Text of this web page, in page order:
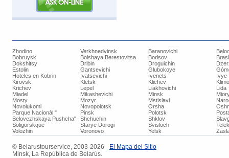
Zhodino Verkhnedvinsk Baranovichi
Bobruysk
Bolshaya Berestovitsa Borisov
Dokshitsy
Dribin Droguichin
Estolin
Gantsevichi Glubokoye
Hoteles en Kobrin
Ivatsevichi Ivenets
Ivye
Kirovsk
Kletsk Klichev
Krichev
Lepel Liakhovichi
Lida
Miadel
Mikashevichi Minsk
Mosty
Mozyr Mstislavl
Novolukoml
Novopolotsk Orsha
Parque Nacionàl "
Belovezhskaya Pushcha"
Pinsk Polotsk
Shchuchin
Shklov
Soligorskque
Starye Dorogi Svisloch
Volozhin
Voronovo Yelsk
© ​Belarustourservice, 2003-2026
Minsk, La República de Belarús.
​El Mapa del Sitio